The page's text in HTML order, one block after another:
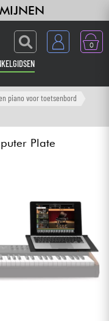
0
piano voor toetsenbord
Plate